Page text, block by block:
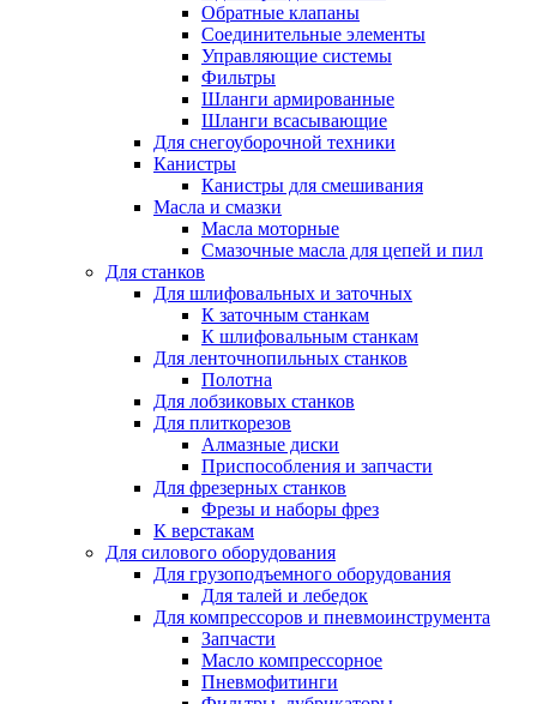
Обратные клапаны
Соединительные элементы
Управляющие системы
Фильтры
Шланги армированные
Шланги всасывающие
Для снегоуборочной техники
Канистры
Канистры для смешивания
Масла и смазки
Масла моторные
Смазочные масла для цепей и пил
Для станков
Для шлифовальных и заточных
К заточным станкам
К шлифовальным станкам
Для ленточнопильных станков
Полотна
Для лобзиковых станков
Для плиткорезов
Алмазные диски
Приспособления и запчасти
Для фрезерных станков
Фрезы и наборы фрез
К верстакам
Для силового оборудования
Для грузоподъемного оборудования
Для талей и лебедок
Для компрессоров и пневмоинструмента
Запчасти
Масло компрессорное
Пневмофитинги